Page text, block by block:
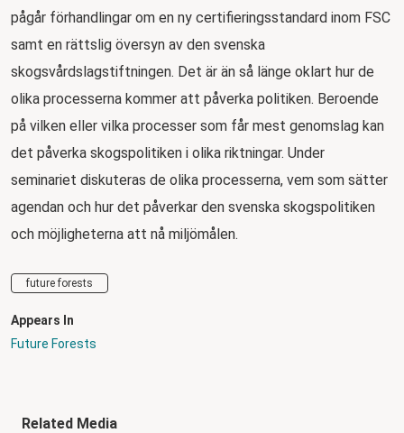
pågår förhandlingar om en ny certifieringsstandard inom FSC
samt en rättslig översyn av den svenska
skogsvårdslagstiftningen. Det är än så länge oklart hur de
olika processerna kommer att påverka politiken. Beroende
på vilken eller vilka processer som får mest genomslag kan
det påverka skogspolitiken i olika riktningar. Under
seminariet diskuteras de olika processerna, vem som sätter
agendan och hur det påverkar den svenska skogspolitiken
och möjligheterna att nå miljömålen.
future forests
Appears In
Future Forests
Related Media